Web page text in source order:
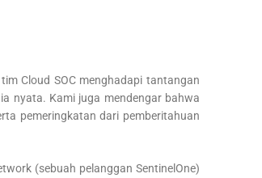
Cloud SOC menghadapi tantangan
nyata. Kami juga mendengar bahwa
pemeringkatan dari pemberitahuan
(sebuah pelanggan SentinelOne)